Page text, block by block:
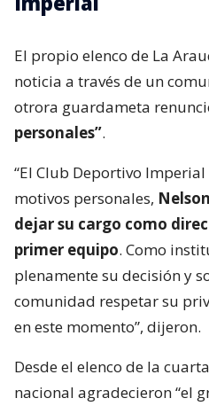
El propio elenco de La
noticia a través de un
otrora guardameta
personales”.
“El Club Deportivo
motivos personales,
dejar su cargo como
primer equipo. Como
plenamente su decisión y
comunidad respetar su
en este momento”, dijeron.
Desde el elenco de la
nacional agradecieron “el